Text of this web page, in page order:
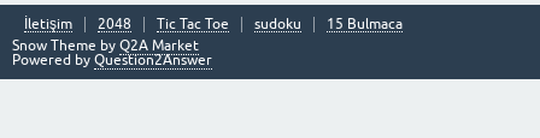
İletişim 2048 Tic Tac Toe sudoku
15 Bulmaca
Snow Theme by Q2A Market
Powered by Question2Answer